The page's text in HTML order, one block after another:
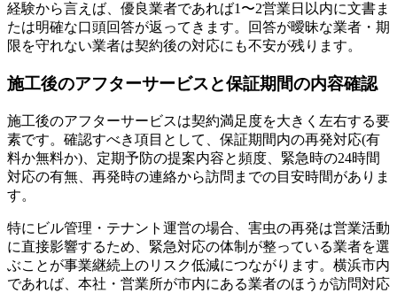
経験から言えば、優良業者であれば1〜2営業日以内に文書ま
たは明確な口頭回答が返ってきます。回答が曖昧な業者・期
限を守れない業者は契約後の対応にも不安が残ります。
施工後のアフターサービスと保証期間の内容確認
施工後のアフターサービスは契約満足度を大きく左右する要
素です。確認すべき項目として、保証期間内の再発対応(有
料か無料か)、定期予防の提案内容と頻度、緊急時の24時間
対応の有無、再発時の連絡から訪問までの目安時間がありま
す。
特にビル管理・テナント運営の場合、害虫の再発は営業活動
に直接影響するため、緊急対応の体制が整っている業者を選
ぶことが事業継続上のリスク低減につながります。横浜市内
であれば、本社・営業所が市内にある業者のほうが訪問対応